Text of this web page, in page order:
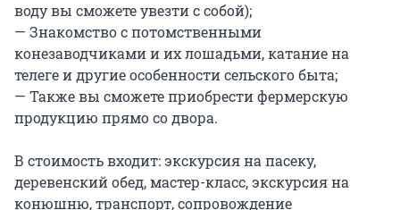
воду вы сможете увезти с собой);
— Знакомство с потомственными
конезаводчиками и их лошадьми, катание на
телеге и другие особенности сельского быта;
— Также вы сможете приобрести фермерскую
продукцию прямо со двора.
В стоимость входит: экскурсия на пасеку,
деревенский обед, мастер-класс, экскурсия на
конюшню, транспорт, сопровождение